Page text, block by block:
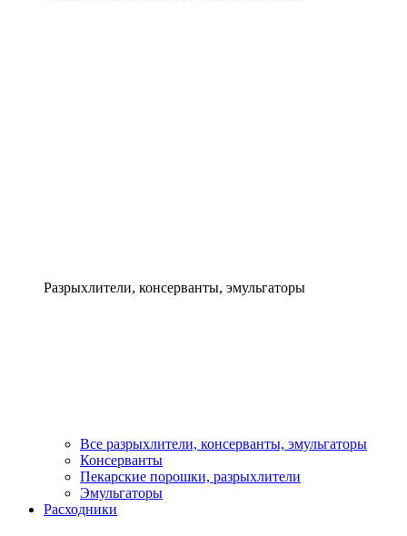
Разрыхлители, консерванты, эмульгаторы
Все разрыхлители, консерванты, эмульгаторы
Консерванты
Пекарские порошки, разрыхлители
Эмульгаторы
Расходники